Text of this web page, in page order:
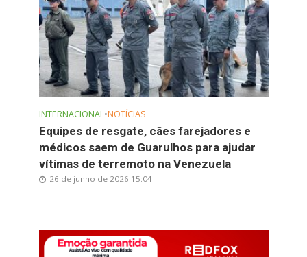
INTERNACIONAL•NOTÍCIAS
Equipes de resgate, cães farejadores e
médicos saem de Guarulhos para ajudar
vítimas de terremoto na Venezuela
26 de junho de 2026 15:04